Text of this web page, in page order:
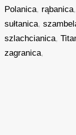
Polanica, rąbanica,
sułtanica,
szlachcianica,
zagranica,